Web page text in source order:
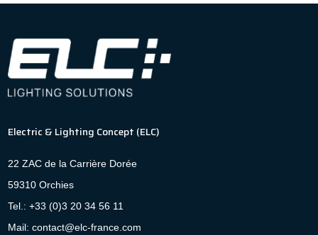
Electric & Lighting Concept (ELC)
22 ZAC de la Carrière Dorée
59310 Orchies
Tel.: +33 (0)3 20 34 56 11
Mail: contact@elc-france.com